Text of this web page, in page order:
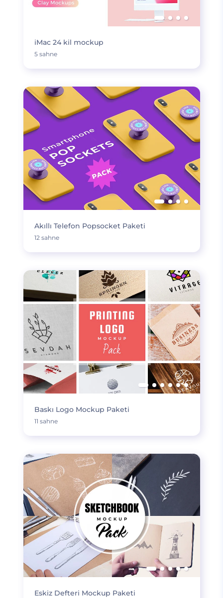
iMac 24 kil mockup
5 sahne
Akıllı Telefon Popsocket Paketi
12 sahne
Baskı Logo Mockup Paketi
11 sahne
Eskiz Defteri Mockup Paketi